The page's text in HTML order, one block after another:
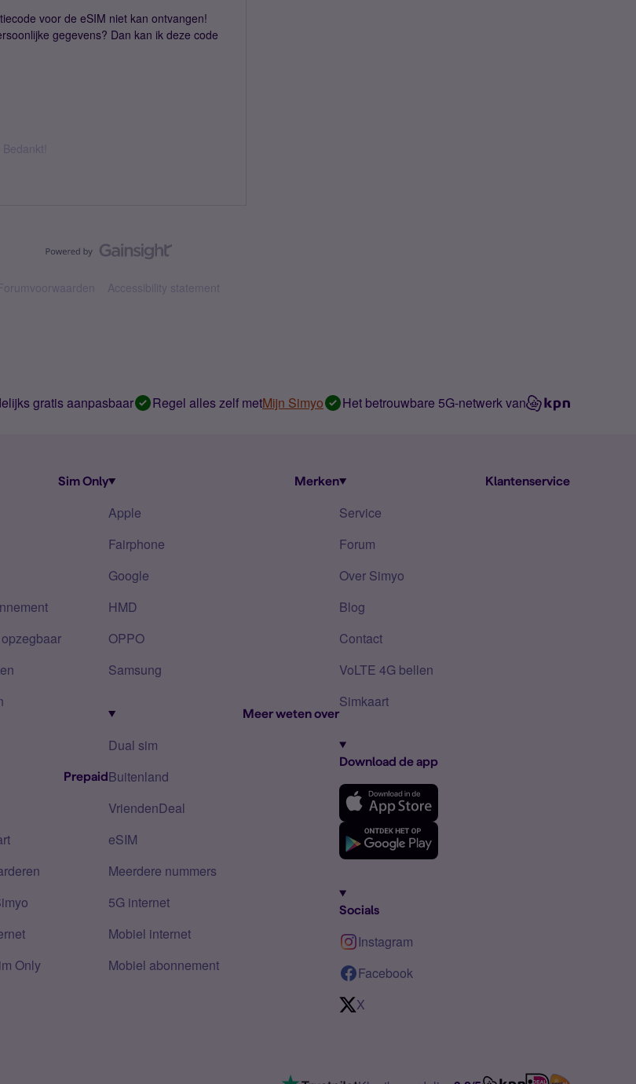
voor de eSIM niet kan ontvangen!
gegevens? Dan kan ik deze code
Accessibility statement
gratis aanpasbaar Regel alles zelf metMijn Simyo Het betrouwbare 5G-netwerk van
Sim Only
Prepaid
Only
Merken
Apple
Fairphone
Google
HMD
OPPO
Samsung
Meer weten over
Dual sim
Buitenland
VriendenDeal
eSIM
Meerdere nummers
5G internet
Mobiel internet
Mobiel abonnement
Klantenservice
Service
Forum
Over Simyo
Blog
Contact
VoLTE 4G bellen
Simkaart
Download de app
Socials
Instagram
Facebook
X